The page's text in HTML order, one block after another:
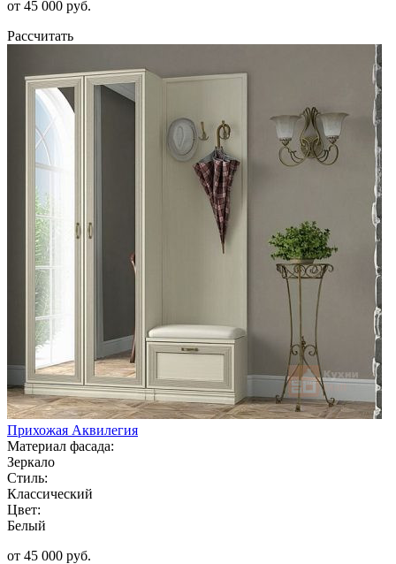
от 45 000 руб.
Рассчитать
Прихожая Аквилегия
Материал фасада:
Зеркало
Стиль:
Классический
Цвет:
Белый
от 45 000 руб.